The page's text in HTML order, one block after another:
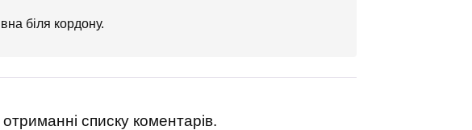
біля кордону.
списку коментарів.